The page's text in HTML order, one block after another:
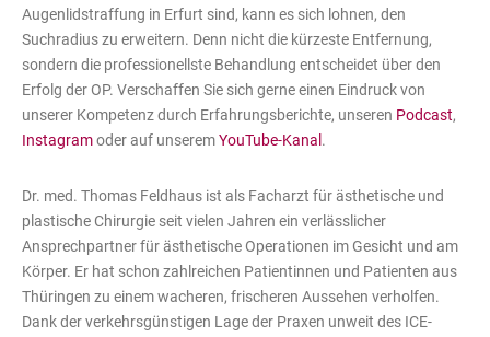
Augenlidstraffung in Erfurt sind, kann es sich lohnen, den
Suchradius zu erweitern. Denn nicht die kürzeste Entfernung,
sondern die professionellste Behandlung entscheidet über den
Erfolg der OP. Verschaffen Sie sich gerne einen Eindruck von
unserer Kompetenz durch Erfahrungsberichte, unseren Podcast,
Instagramoder auf unseremYouTube-Kanal .
Dr. med. Thomas Feldhaus ist als Facharzt für ästhetische und
plastische Chirurgie seit vielen Jahren ein verlässlicher
Ansprechpartner für ästhetische Operationen im Gesicht und am
Körper. Er hat schon zahlreichen Patientinnen und Patienten aus
Thüringen zu einem wacheren, frischeren Aussehen verholfen.
Dank der verkehrsgünstigen Lage der Praxen unweit des ICE-